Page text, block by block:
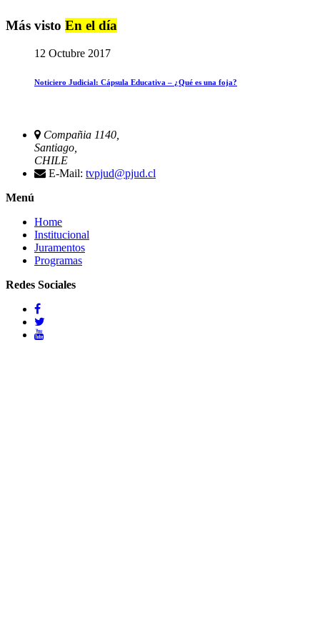
Más visto En el día
12 Octubre 2017
Noticiero Judicial: Cápsula Educativa – ¿Qué es una foja?
Compañia 1140,
Santiago,
CHILE
E-Mail: tvpjud@pjud.cl
Menú
Home
Institucional
Juramentos
Programas
Redes Sociales